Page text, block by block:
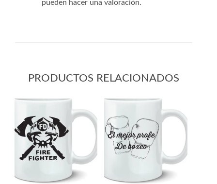
pueden hacer una valoración.
PRODUCTOS RELACIONADOS